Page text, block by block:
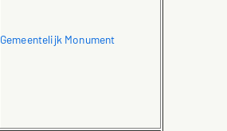
Gemeentelijk Monument